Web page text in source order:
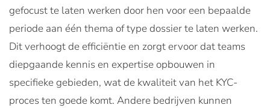
gefocust te laten werken door hen voor een bepaalde
periode aan één thema of type dossier te laten werken.
Dit verhoogt de efficiëntie en zorgt ervoor dat teams
diepgaande kennis en expertise opbouwen in
specifieke gebieden, wat de kwaliteit van het KYC-
proces ten goede komt. Andere bedrijven kunnen